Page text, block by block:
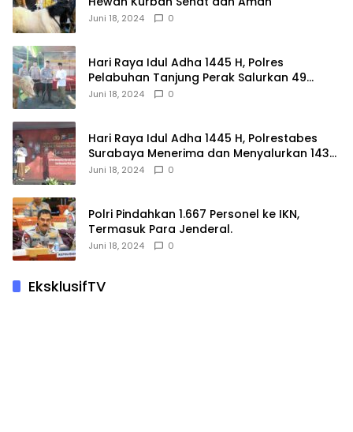
Juni 18, 2024 0
Hari Raya Idul Adha 1445 H, Polres
Pelabuhan Tanjung Perak Salurkan 49
Hewan Korban.
Juni 18, 2024 0
Hari Raya Idul Adha 1445 H, Polrestabes
Surabaya Menerima dan Menyalurkan 143
Hewan Kurban
Juni 18, 2024 0
Polri Pindahkan 1.667 Personel ke IKN,
Termasuk Para Jenderal.
Juni 18, 2024 0
EksklusifTV